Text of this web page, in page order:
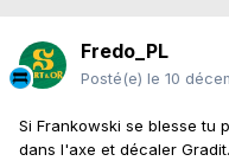
Fredo_PL
Posté(e) le 10
Si Frankowski se blesse tu
dans l'axe et décaler Gradit.